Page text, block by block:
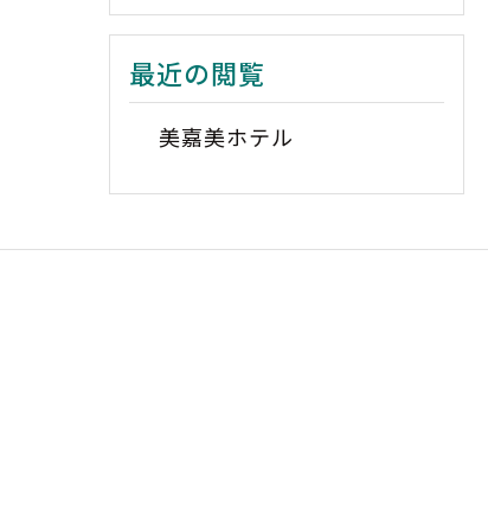
最近の閲覧
美嘉美ホテル